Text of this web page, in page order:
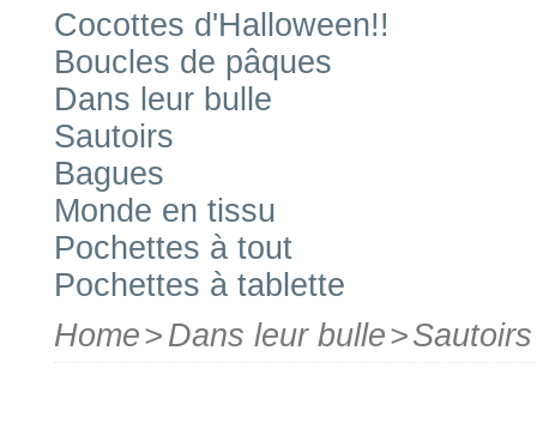
Cocottes d'Halloween!!
Boucles de pâques
Dans leur bulle
Sautoirs
Bagues
Monde en tissu
Pochettes à tout
Pochettes à tablette
Home> Dans leur bulle>Sautoirs